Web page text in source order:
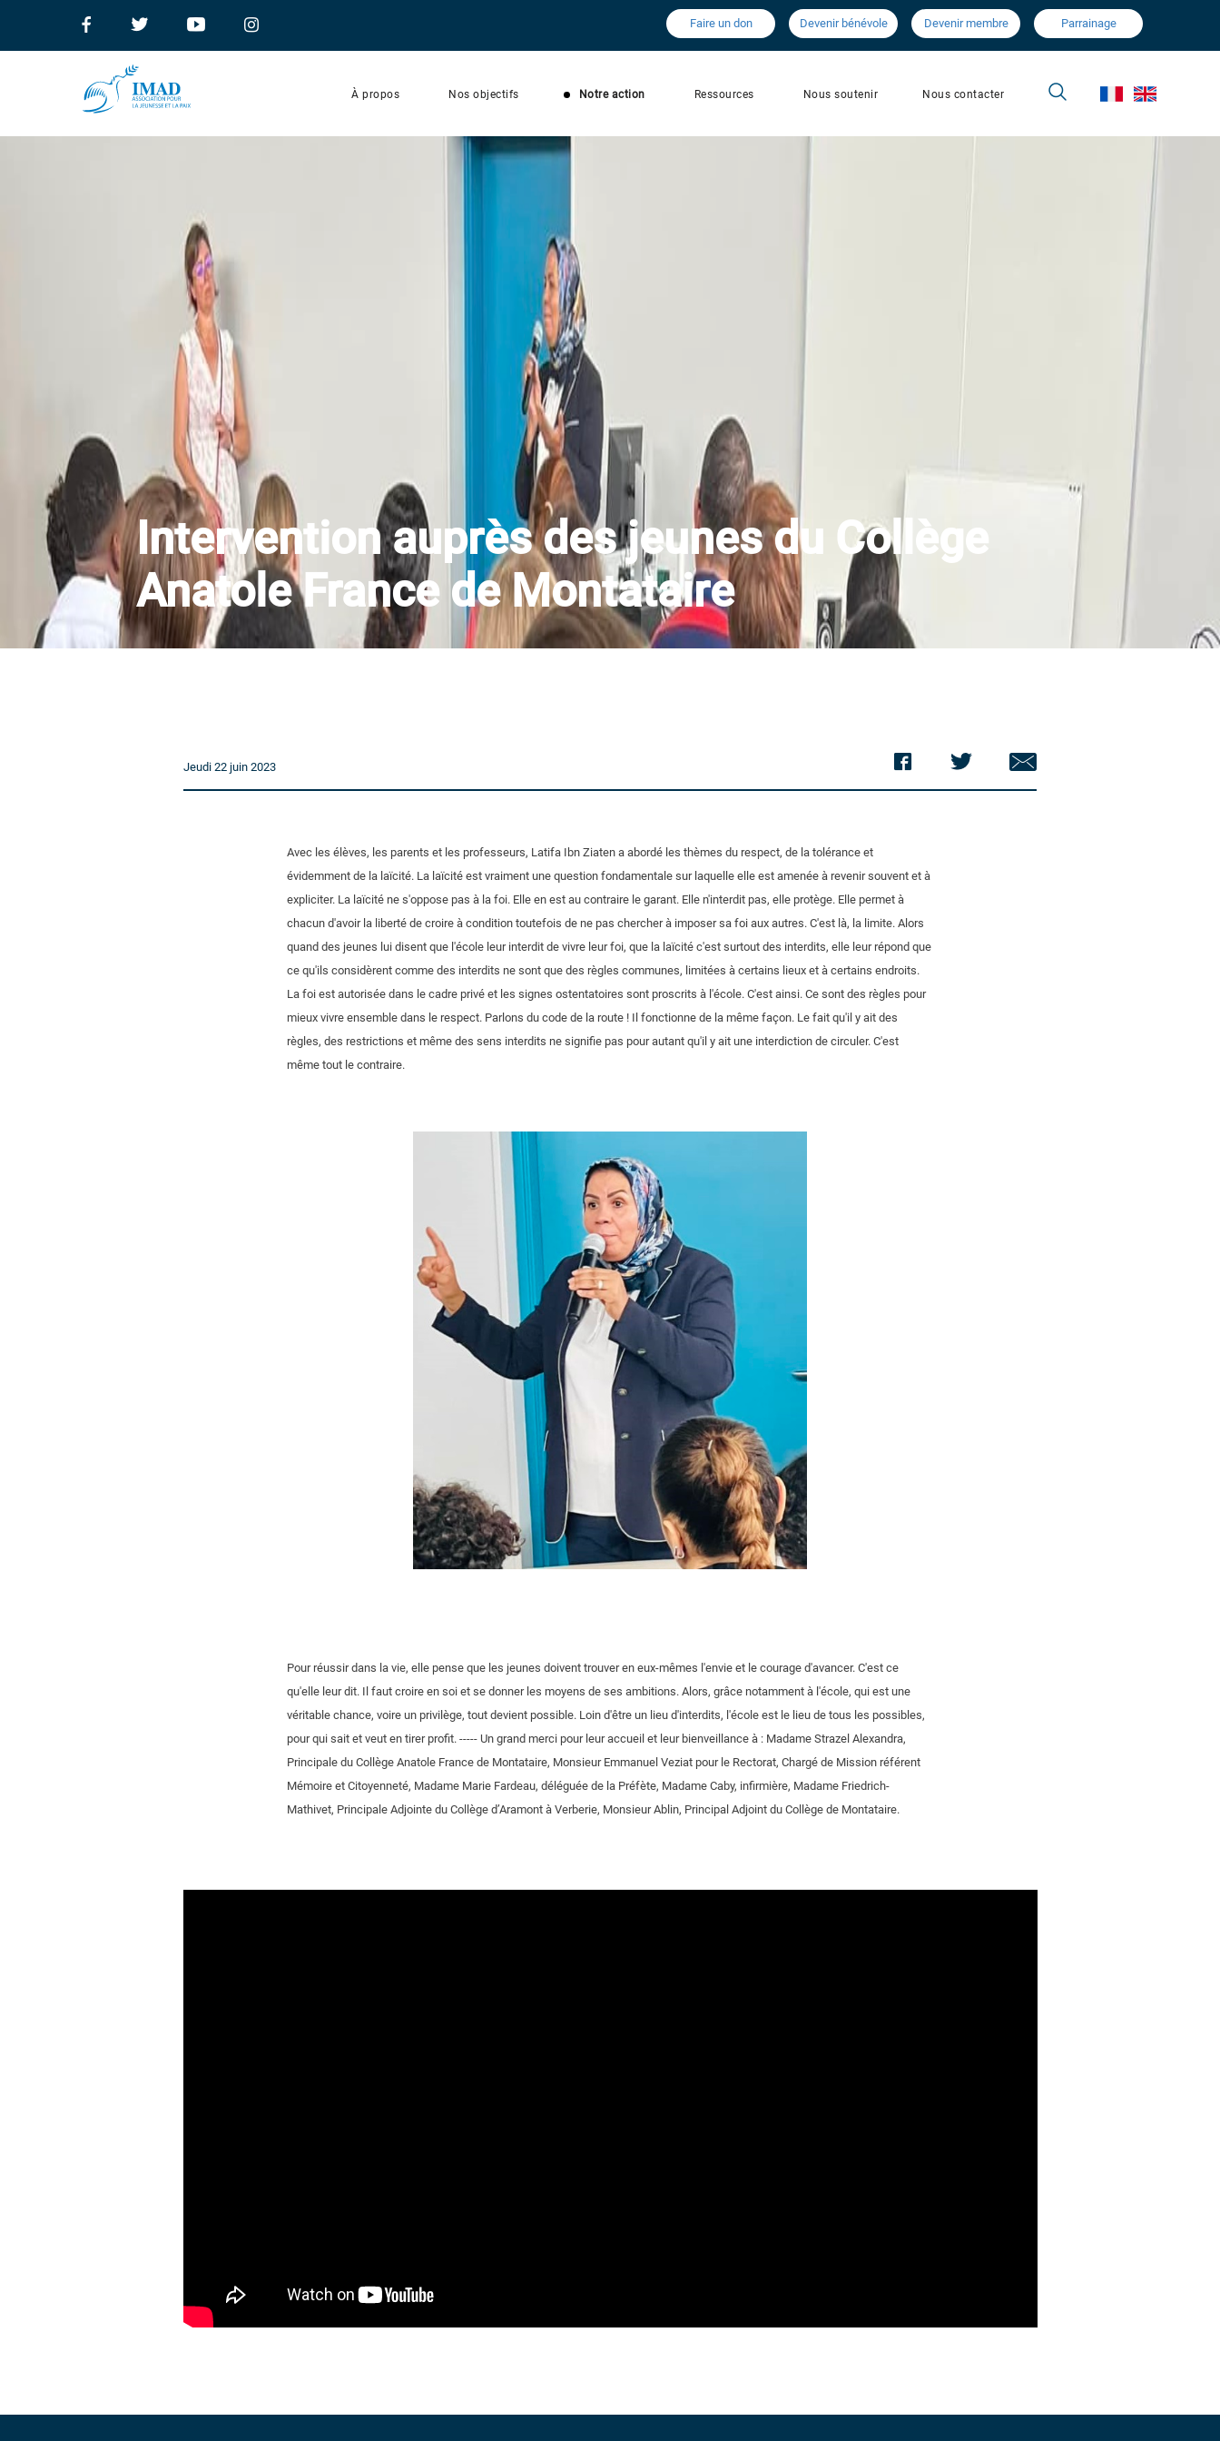
Faire un don Devenir bénévole Devenir membre Parrainage
À propos Nos objectifs Notre action Ressources Nous soutenir Nous contacter
Intervention auprès des jeunes du Collège
Anatole France de Montataire
Jeudi 22 juin 2023
Avec les élèves, les parents et les professeurs, Latifa Ibn Ziaten a abordé les thèmes du respect, de la tolérance et
évidemment de la laïcité. La laïcité est vraiment une question fondamentale sur laquelle elle est amenée à revenir souvent et à
expliciter. La laïcité ne s'oppose pas à la foi. Elle en est au contraire le garant. Elle n'interdit pas, elle protège. Elle permet à
chacun d'avoir la liberté de croire à condition toutefois de ne pas chercher à imposer sa foi aux autres. C'est là, la limite. Alors
quand des jeunes lui disent que l'école leur interdit de vivre leur foi, que la laïcité c'est surtout des interdits, elle leur répond que
ce qu'ils considèrent comme des interdits ne sont que des règles communes, limitées à certains lieux et à certains endroits.
La foi est autorisée dans le cadre privé et les signes ostentatoires sont proscrits à l'école. C'est ainsi. Ce sont des règles pour
mieux vivre ensemble dans le respect. Parlons du code de la route ! Il fonctionne de la même façon. Le fait qu'il y ait des
règles, des restrictions et même des sens interdits ne signifie pas pour autant qu'il y ait une interdiction de circuler. C'est
même tout le contraire.
Pour réussir dans la vie, elle pense que les jeunes doivent trouver en eux-mêmes l'envie et le courage d'avancer. C'est ce
qu'elle leur dit. Il faut croire en soi et se donner les moyens de ses ambitions. Alors, grâce notamment à l'école, qui est une
véritable chance, voire un privilège, tout devient possible. Loin d'être un lieu d'interdits, l'école est le lieu de tous les possibles,
pour qui sait et veut en tirer profit. ----- Un grand merci pour leur accueil et leur bienveillance à : Madame Strazel Alexandra,
Principale du Collège Anatole France de Montataire, Monsieur Emmanuel Veziat pour le Rectorat, Chargé de Mission référent
Mémoire et Citoyenneté, Madame Marie Fardeau, déléguée de la Préfète, Madame Caby, infirmière, Madame Friedrich-
Mathivet, Principale Adjointe du Collège d’Aramont à Verberie, Monsieur Ablin, Principal Adjoint du Collège de Montataire.